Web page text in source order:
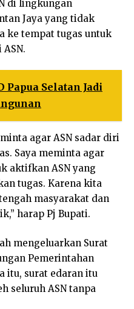
di lingkungan
Jaya yang tidak
ke tempat tugas untuk
Papua Selatan Jadi
agar ASN sadar diri
Saya meminta agar
aktifkan ASN yang
tugas. Karena kita
masyarakat dan
harap Pj Bupati.
mengeluarkan Surat
Pemerintahan
itu, surat edaran itu
seluruh ASN tanpa